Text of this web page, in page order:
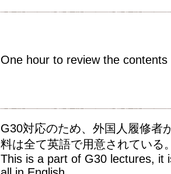
One hour to review the
G30対応のため、外国人履修者
料は全て英語で用意されている
This is a part of G30 lectures, it